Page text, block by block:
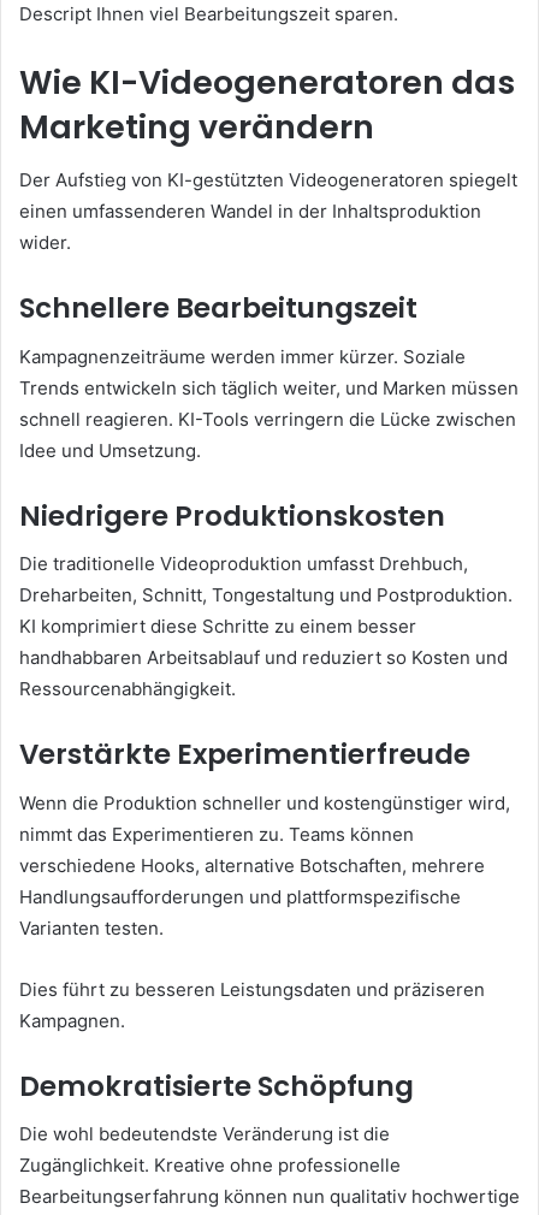
Descript Ihnen viel Bearbeitungszeit sparen.
Wie KI-Videogeneratoren das
Marketing verändern
Der Aufstieg von KI-gestützten Videogeneratoren spiegelt
einen umfassenderen Wandel in der Inhaltsproduktion
wider.
Schnellere Bearbeitungszeit
Kampagnenzeiträume werden immer kürzer. Soziale
Trends entwickeln sich täglich weiter, und Marken müssen
schnell reagieren. KI-Tools verringern die Lücke zwischen
Idee und Umsetzung.
Niedrigere Produktionskosten
Die traditionelle Videoproduktion umfasst Drehbuch,
Dreharbeiten, Schnitt, Tongestaltung und Postproduktion.
KI komprimiert diese Schritte zu einem besser
handhabbaren Arbeitsablauf und reduziert so Kosten und
Ressourcenabhängigkeit.
Verstärkte Experimentierfreude
Wenn die Produktion schneller und kostengünstiger wird,
nimmt das Experimentieren zu. Teams können
verschiedene Hooks, alternative Botschaften, mehrere
Handlungsaufforderungen und plattformspezifische
Varianten testen.
Dies führt zu besseren Leistungsdaten und präziseren
Kampagnen.
Demokratisierte Schöpfung
Die wohl bedeutendste Veränderung ist die
Zugänglichkeit. Kreative ohne professionelle
Bearbeitungserfahrung können nun qualitativ hochwertige